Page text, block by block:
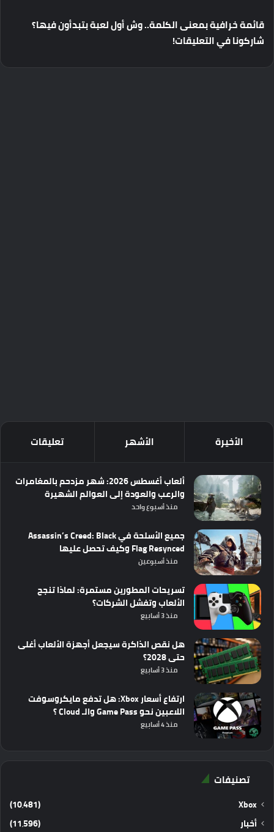
قائمةخرافيةبمعنىالكلمة..وشأوللعبةبتبدأونفيها؟
شاركونافيالتعليقات!
الأخيرة الأشهر تعليقات
ألعاب أغسطس 2026: شهر مزدحم بالمغامرات
والرعب والعودة إلى العوالم الشهيرة
منذ أسبوع واحد
جميع الأسلحة في Assassin’s Creed: Black
Flag Resynced وكيف تحصل عليها
منذ أسبوعين
تسريحات المطورين مستمرة: لماذا تنجح
الألعاب وتفشل الشركات؟
منذ 3 أسابيع
هل نقص الذاكرة سيجعل أجهزة الألعاب أغلى
حتى 2028؟
منذ 3 أسابيع
ارتفاع أسعار Xbox: هل تدفع مايكروسوفت
اللاعبين نحو Game Pass والـ Cloud ؟
منذ 4 أسابيع
تصنيفات
Xbox
(10٬481)
أخبار
(11٬596)